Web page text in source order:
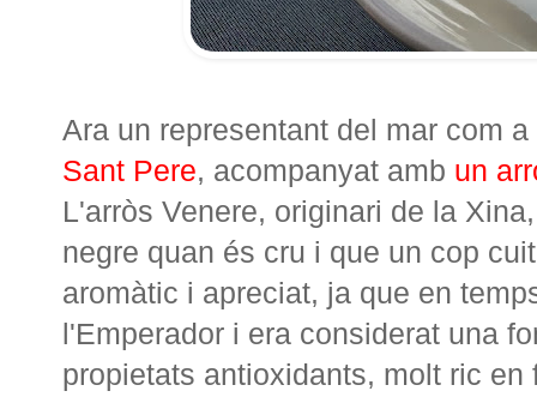
Ara un representant del mar com
Sant Pere, acompanyat amb un
L'arròs Venere, originari de la
negre quan és cru i que un cop
aromàtic i apreciat, ja que en
l'Emperador i era considerat una
propietats antioxidants, molt ric